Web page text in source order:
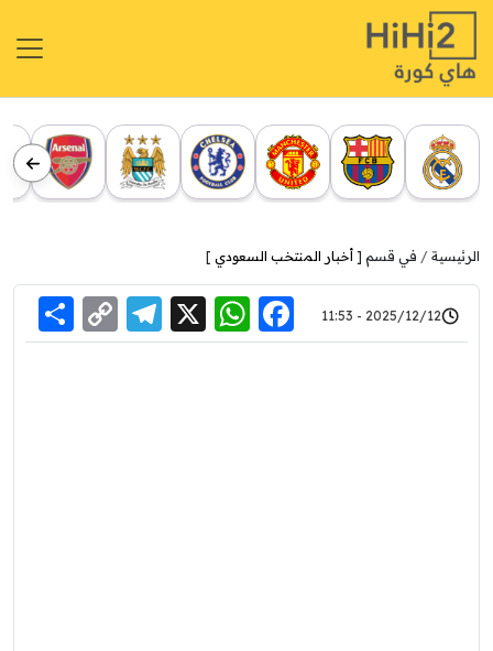
الرئيسية في قسم [ أخبار المنتخب السعودي ]
2025/12/12 - 11:53
Facebook
WhatsApp
X
Link